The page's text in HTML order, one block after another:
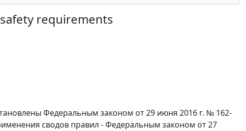
requirements
Федеральным законом от 29 июня 2016 г. № 162-
сводов правил - Федеральным законом от 27